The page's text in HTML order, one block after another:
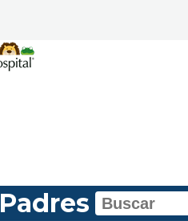
Padres